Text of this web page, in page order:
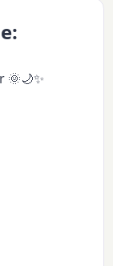
🌞🌙✨